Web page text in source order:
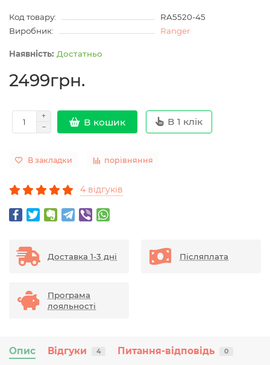
Код товару:
RA5520-45
Виробник:
Ranger
Достатньо
2499грн.
В кошик В 1 клік
В закладки порівняння
4 відгуків
Доставка 1-3 дні Післяплата
Програма
лояльності
Опис Відгуки 4 Питання-відповідь 0